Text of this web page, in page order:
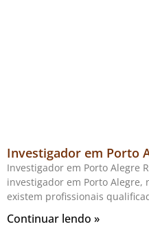
Investigador em Porto
Investigador em Porto Alegre
investigador em Porto Alegre,
existem profissionais
Continuar lendo »